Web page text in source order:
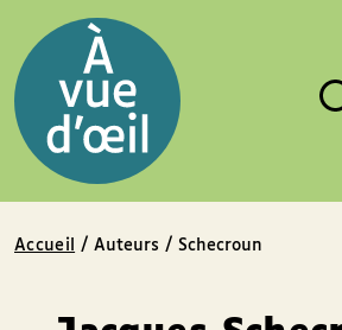
Fermer
Rechercher
un
livre,
un
auteur,
un
EAN
Accueil / Auteurs / Schecroun